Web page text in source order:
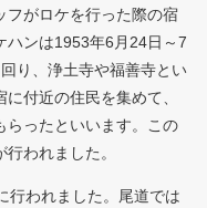
がロケを行った際の宿
ハンは1953年6月24日～7
り、浄土寺や福善寺とい
付近の住民を集めて、
らったといいます。この
われました。
われました。尾道では